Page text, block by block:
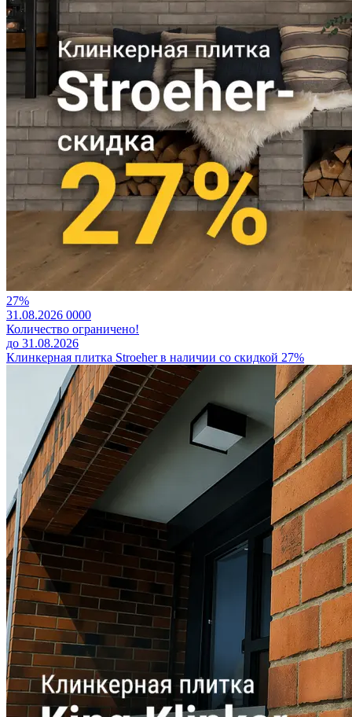
27%
31.08.2026 0000
Количество ограничено!
до 31.08.2026
Клинкерная плитка Stroeher в наличии со скидкой 27%